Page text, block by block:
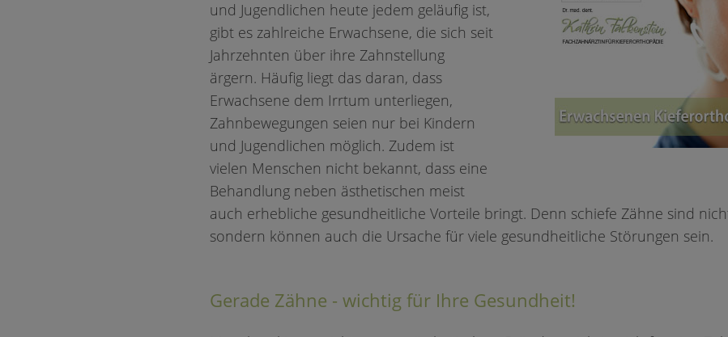
und Jugendlichen heute jedem geläufig ist,
gibt es zahlreiche Erwachsene, die sich seit
Jahrzehnten über ihre Zahnstellung
ärgern. Häufig liegt das daran, dass
Erwachsene dem Irrtum unterliegen,
Zahnbewegungen seien nur bei Kindern
und Jugendlichen möglich. Zudem ist
vielen Menschen nicht bekannt, dass eine
Behandlung neben ästhetischen meist
auch erhebliche gesundheitliche Vorteile bringt. Denn schiefe Zähne sind
sondern können auch die Ursache für viele gesundheitliche Störungen sein.
Gerade Zähne - wichtig für Ihre Gesundheit!